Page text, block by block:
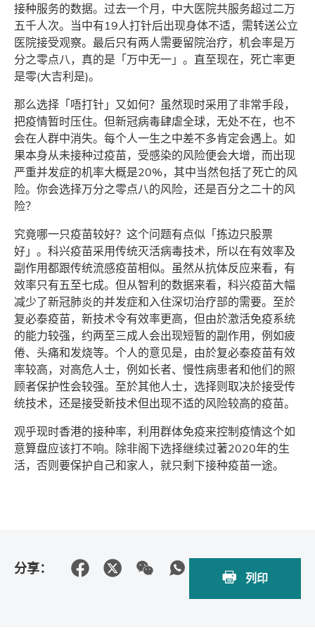
接种服务的数据。过去一个月，中大医院共服务超过二万
五千人次。当中有19人打针后出现身体不适，需转送公立
医院接受观察。最后只有两人需要留院治疗，机会率是万
分之零点八，真的是「万中无一」。直至现在，死亡率更
是零(大吉利是)。
那么选择「唔打针」又如何？虽然现时采用了非常手段，
把疫情暂时压住。但新冠病毒肆虐全球，无处不在，也不
会在人群中消失。每个人一生之中差不多肯定会遇上。如
果本身从未接种过疫苗，受感染的风险便会大增，而出现
严重并发症的机率大概是20%，其中当然包括了死亡的风
险。你会选择万分之零点八的风险，还是百分之二十的风
险？
究竟哪一只疫苗较好？这个问题有点似「拣边只股票
好」。科兴疫苗采用传统灭活病毒技术，所以在有效率及
副作用都跟传统流感疫苗相似。虽然从抗体反应来看，有
效率只有五至七成。但从智利的数据来看，科兴疫苗大幅
减少了新冠肺炎的并发症和入住深切治疗部的需要。至於
复必泰疫苗，新技术令有效率更高，但由於激活免疫系统
的能力较强，约两至三成人会出现短暂的副作用，例如疲
倦、头痛和发烧等。个人的意见是，由於复必泰疫苗有效
率较高，对高危人士，例如长者、慢性病患者和他们的照
顾者保护性会较强。至於其他人士，选择则取决於接受传
统技术，还是接受新技术但出现不适的风险较高的疫苗。
观乎现时香港的接种率，利用群体免疫来控制疫情这个如
意算盘应该打不响。除非阁下选择继续过著2020年的生
活，否则要保护自己和家人，就只剩下接种疫苗一途。
分享：
列印